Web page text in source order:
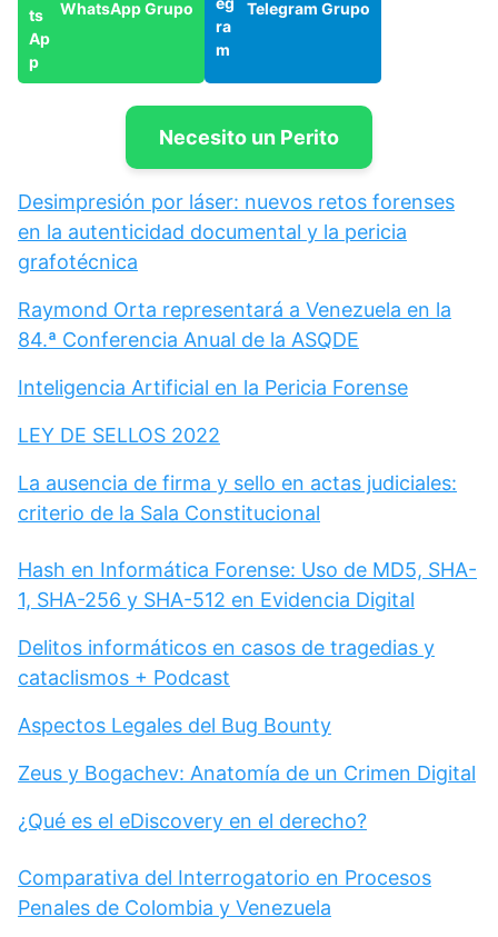
WhatsApp Grupo Telegram Grupo
Necesito un Perito
Desimpresión por láser: nuevos retos forenses
en la autenticidad documental y la pericia
grafotécnica
Raymond Orta representará a Venezuela en la
84.ª Conferencia Anual de la ASQDE
Inteligencia Artificial en la Pericia Forense
LEY DE SELLOS 2022
La ausencia de firma y sello en actas judiciales:
criterio de la Sala Constitucional
Hash en Informática Forense: Uso de MD5, SHA-
1, SHA-256 y SHA-512 en Evidencia Digital
Delitos informáticos en casos de tragedias y
cataclismos + Podcast
Aspectos Legales del Bug Bounty
Zeus y Bogachev: Anatomía de un Crimen Digital
¿Qué es el eDiscovery en el derecho?
Comparativa del Interrogatorio en Procesos
Penales de Colombia y Venezuela